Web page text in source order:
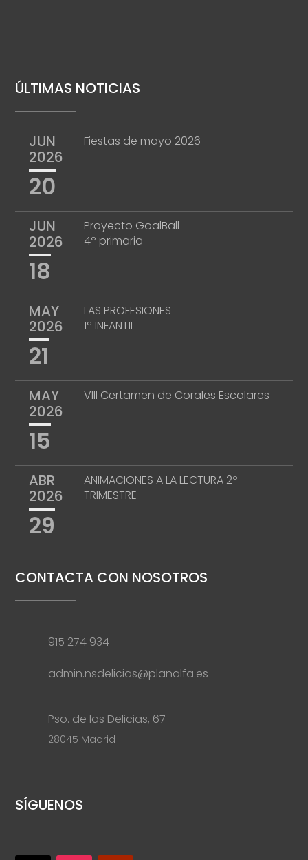
ÚLTIMAS NOTICIAS
JUN
2026
20
Fiestas de mayo 2026
JUN
2026
18
Proyecto GoalBall
4º primaria
MAY
2026
21
LAS PROFESIONES
1º INFANTIL
MAY
2026
15
VIII Certamen de Corales Escolares
ABR
2026
29
ANIMACIONES A LA LECTURA 2º
TRIMESTRE
CONTACTA CON NOSOTROS
915 274 934
admin.nsdelicias@planalfa.es
Pso. de las Delicias, 67
28045 Madrid
SÍGUENOS